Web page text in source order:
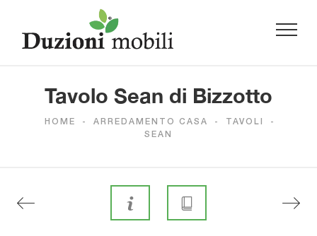
Tavolo Sean di Bizzotto
HOME - ARREDAMENTO CASA - TAVOLI
-
SEAN